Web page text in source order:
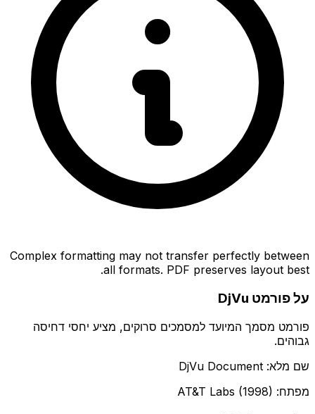
Complex formatting may not transfer perfectly between
all formats. PDF preserves layout best.
על פורמט DjVu
פורמט מסמך המיועד למסמכים סרוקים, מציע יחסי דחיסה
גבוהים.
שם מלא: DjVu Document
מפתח: AT&T Labs (1998)